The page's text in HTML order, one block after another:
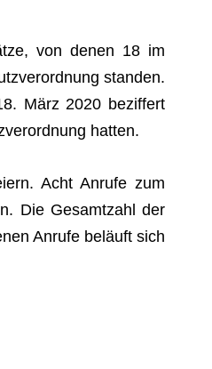
von denen 18 im
stan­den.
März 2020 bezif­fert
hatten.
Acht Anrufe zum
Die Gesamt­zahl der
Anrufe beläuft sich